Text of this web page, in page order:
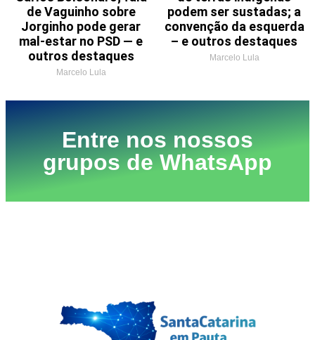
de Vaguinho sobre
Jorginho pode gerar
mal-estar no PSD — e
outros destaques
Marcelo Lula
podem ser sustadas; a
convenção da esquerda
– e outros destaques
Marcelo Lula
Entre nos nossos
grupos de WhatsApp